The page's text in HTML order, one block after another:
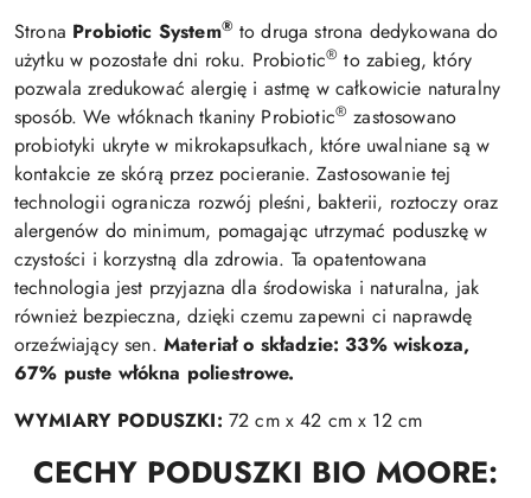
Strona Probiotic System® to druga strona dedykowana do
użytku w pozostałe dni roku. Probiotic® to zabieg, który
pozwala zredukować alergię i astmę w całkowicie naturalny
sposób. We włóknach tkaniny Probiotic® zastosowano
probiotyki ukryte w mikrokapsułkach, które uwalniane są w
kontakcie ze skórą przez pocieranie. Zastosowanie tej
technologii ogranicza rozwój pleśni, bakterii, roztoczy oraz
alergenów do minimum, pomagając utrzymać poduszkę w
czystości i korzystną dla zdrowia. Ta opatentowana
technologia jest przyjazna dla środowiska i naturalna, jak
również bezpieczna, dzięki czemu zapewni ci naprawdę
orzeźwiający sen. Materiał o składzie: 33% wiskoza,
67% puste włókna poliestrowe.
WYMIARY PODUSZKI: 72 cm x 42 cm x 12 cm
CECHY PODUSZKI BIO MOORE: